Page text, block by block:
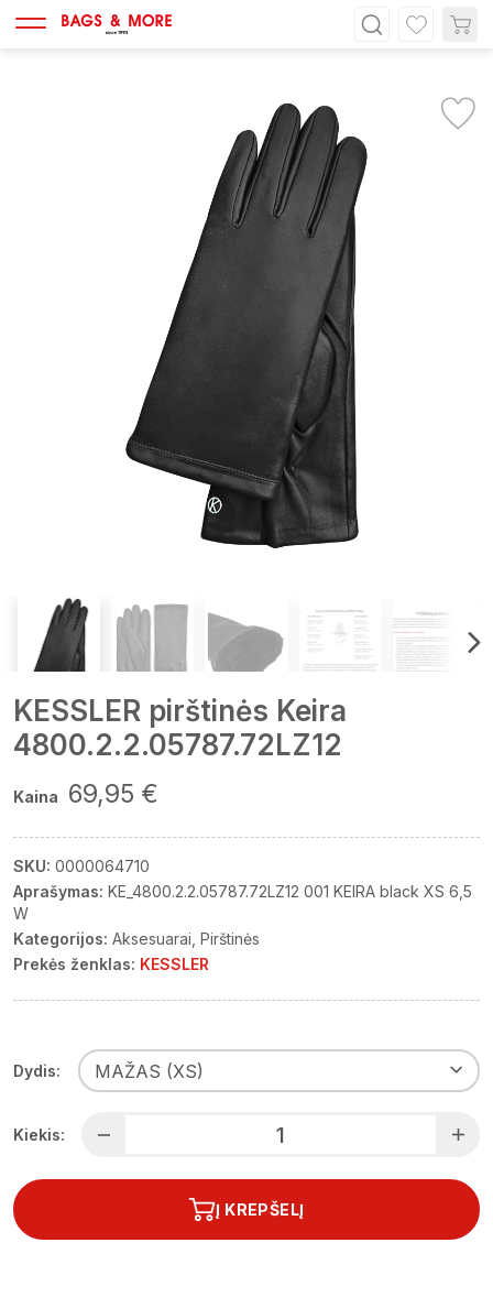
KESSLER pirštinės Keira
4800.2.2.05787.72LZ12
Kaina 69,95 €
SKU: 0000064710
Aprašymas: KE_4800.2.2.05787.72LZ12 001 KEIRA black XS 6,5
W
Kategorijos: Aksesuarai Pirštinės
Prekės ženklas: KESSLER
Dydis: MAŽAS (XS)
Kiekis:
Į KREPŠELĮ